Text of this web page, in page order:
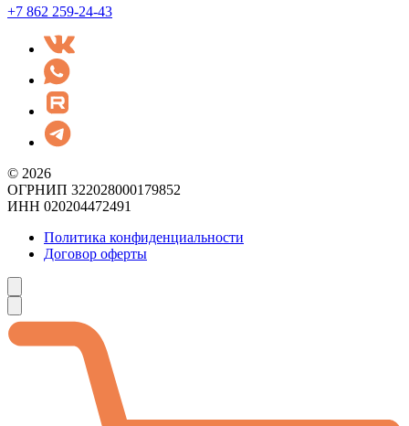
+7 862 259-24-43
© 2026
ОГРНИП 322028000179852
ИНН 020204472491
Политика конфиденциальности
Договор оферты